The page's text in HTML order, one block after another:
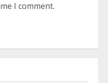
I comment.